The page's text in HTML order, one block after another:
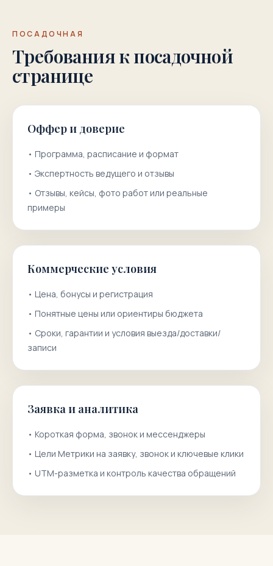
ПОСАДОЧНАЯ
Требования к посадочной
странице
Оффер и доверие
• Программа, расписание и формат
• Экспертность ведущего и отзывы
• Отзывы, кейсы, фото работ или реальные
примеры
Коммерческие условия
• Цена, бонусы и регистрация
• Понятные цены или ориентиры бюджета
• Сроки, гарантии и условия выезда/доставки/
записи
Заявка и аналитика
• Короткая форма, звонок и мессенджеры
• Цели Метрики на заявку, звонок и ключевые клики
• UTM-разметка и контроль качества обращений